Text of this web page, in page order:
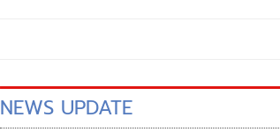
NEWS UPDATE